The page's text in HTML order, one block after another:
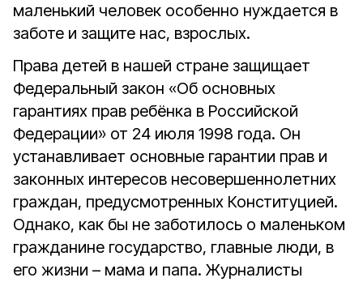
маленький человек особенно нуждается в
заботе и защите нас, взрослых.
Права детей в нашей стране защищает
Федеральный закон «Об основных
гарантиях прав ребёнка в Российской
Федерации» от 24 июля 1998 года. Он
устанавливает основные гарантии прав и
законных интересов несовершеннолетних
граждан, предусмотренных Конституцией.
Однако, как бы не заботилось о маленьком
гражданине государство, главные люди, в
его жизни – мама и папа. Журналисты